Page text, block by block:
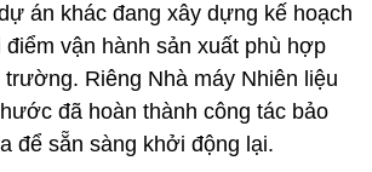
án khác đang xây dựng kế hoạch
vận hành sản xuất phù hợp
Riêng Nhà máy Nhiên liệu
đã hoàn thành công tác bảo
để sẵn sàng khởi động lại.